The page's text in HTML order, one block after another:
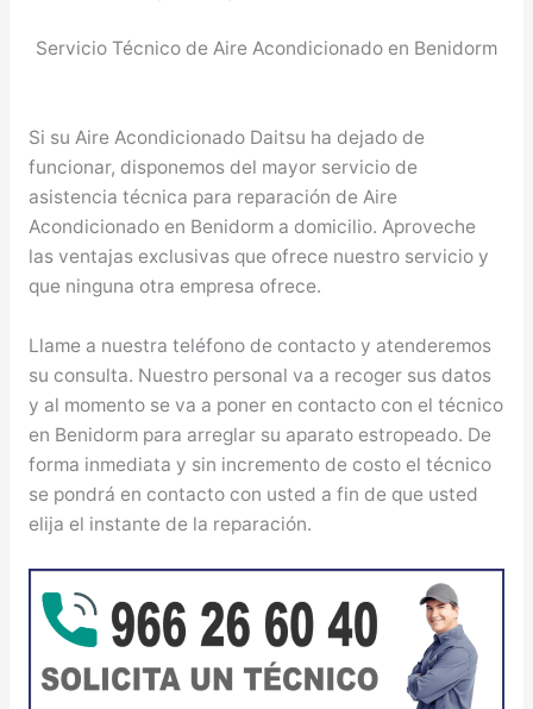
Servicio Técnico de Aire Acondicionado en Benidorm
Si su Aire Acondicionado Daitsu ha dejado de
funcionar, disponemos del mayor servicio de
asistencia técnica para reparación de Aire
Acondicionado en Benidorm a domicilio. Aproveche
las ventajas exclusivas que ofrece nuestro servicio y
que ninguna otra empresa ofrece.
Llame a nuestra teléfono de contacto y atenderemos
su consulta. Nuestro personal va a recoger sus datos
y al momento se va a poner en contacto con el técnico
en Benidorm para arreglar su aparato estropeado. De
forma inmediata y sin incremento de costo el técnico
se pondrá en contacto con usted a fin de que usted
elija el instante de la reparación.